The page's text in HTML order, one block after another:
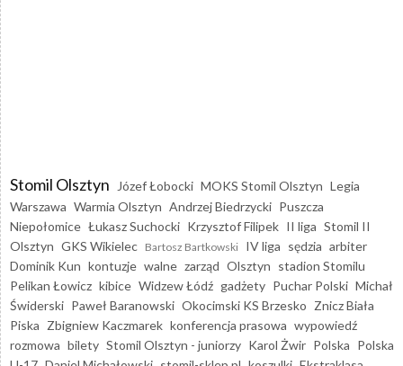
Stomil Olsztyn Józef Łobocki MOKS Stomil Olsztyn Legia
Warszawa Warmia Olsztyn Andrzej Biedrzycki Puszcza
Niepołomice Łukasz Suchocki Krzysztof Filipek II liga Stomil II
Olsztyn GKS Wikielec Bartosz Bartkowski IV liga sędzia arbiter
Dominik Kun kontuzje walne zarząd Olsztyn stadion Stomilu
Pelikan Łowicz kibice Widzew Łódź gadżety Puchar Polski Michał
Świderski Paweł Baranowski Okocimski KS Brzesko Znicz Biała
Piska Zbigniew Kaczmarek konferencja prasowa wypowiedź
rozmowa bilety Stomil Olsztyn - juniorzy Karol Żwir Polska Polska